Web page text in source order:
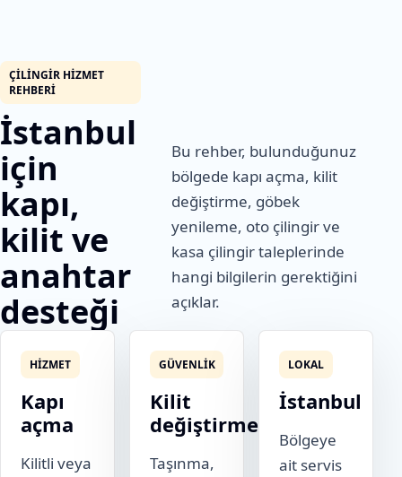
ÇILINGIR HIZMET
REHBERI
İstanbul
için
kapı,
kilit ve
anahtar
desteği
Bu rehber, bulunduğunuz
bölgede kapı açma, kilit
değiştirme, göbek
yenileme, oto çilingir ve
kasa çilingir taleplerinde
hangi bilgilerin gerektiğini
açıklar.
HIZMET
Kapı
açma
Kilitli veya
GÜVENLIK
Kilit
değiştirme
Taşınma,
LOKAL
İstanbul
Bölgeye
ait servis